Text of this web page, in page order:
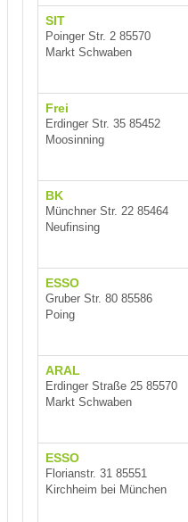
SIT
Poinger Str. 2 85570
Markt Schwaben
Frei
Erdinger Str. 35 85452
Moosinning
BK
Münchner Str. 22 85464
Neufinsing
ESSO
Gruber Str. 80 85586
Poing
ARAL
Erdinger Straße 25 85570
Markt Schwaben
ESSO
Florianstr. 31 85551
Kirchheim bei München